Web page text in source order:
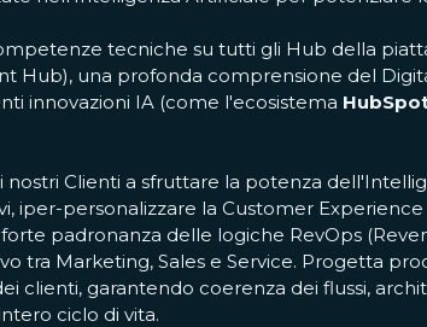
tecniche su tutti gli Hub della
Hub), una profonda comprensione del
innovazioni IA (come l'ecosistema
nostri Clienti a sfruttare la potenza
iper-personalizzare la Customer Experience
padronanza delle logiche RevOps
tra Marketing, Sales e Service. Progetta
clienti, garantendo coerenza dei flussi,
ciclo di vita.